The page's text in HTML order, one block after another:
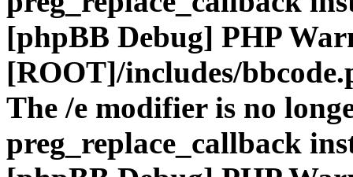
[phpBB Debug] PHP
[ROOT]/includes/
The /e modifier is no
preg_replace_callback